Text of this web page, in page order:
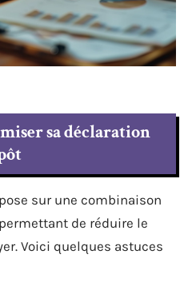
sa déclaration
sur une combinaison
de réduire le
Voici quelques astuces